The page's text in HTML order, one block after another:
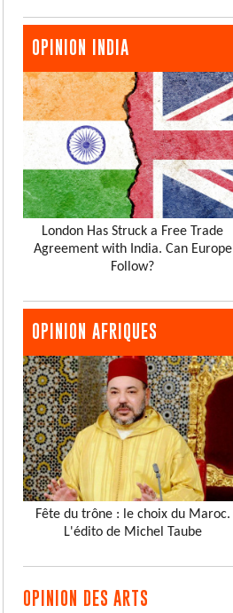
OPINION INDIA
London Has Struck a Free Trade
Agreement with India. Can Europe
Follow?
OPINION AFRIQUES
Fête du trône : le choix du Maroc.
L'édito de Michel Taube
OPINION DES ARTS